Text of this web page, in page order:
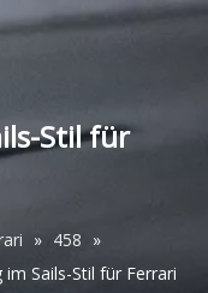
Stil für
» 458 »
Sails-Stil für Ferrari
Entenschwanz-Heckflügel aus Kohlefaser im Vorsteiner-Stil für Ferrari 458